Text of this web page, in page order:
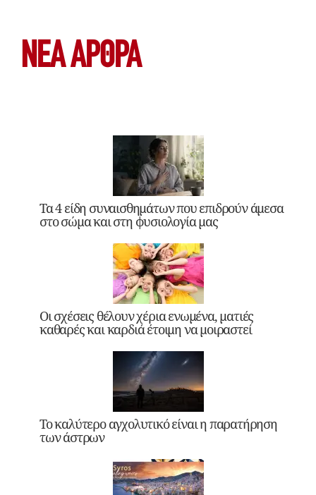
ΝΕΑ ΆΡΘΡΑ
Τα 4 είδη συναισθημάτων που επιδρούν άμεσα
στο σώμα και στη φυσιολογία μας
Οι σχέσεις θέλουν χέρια ενωμένα, ματιές
καθαρές και καρδιά έτοιμη να μοιραστεί
Το καλύτερο αγχολυτικό είναι η παρατήρηση
των άστρων